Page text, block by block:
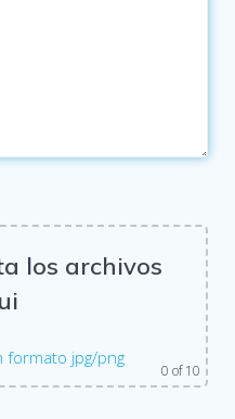
los archivos
formato jpg/png
0 of 10